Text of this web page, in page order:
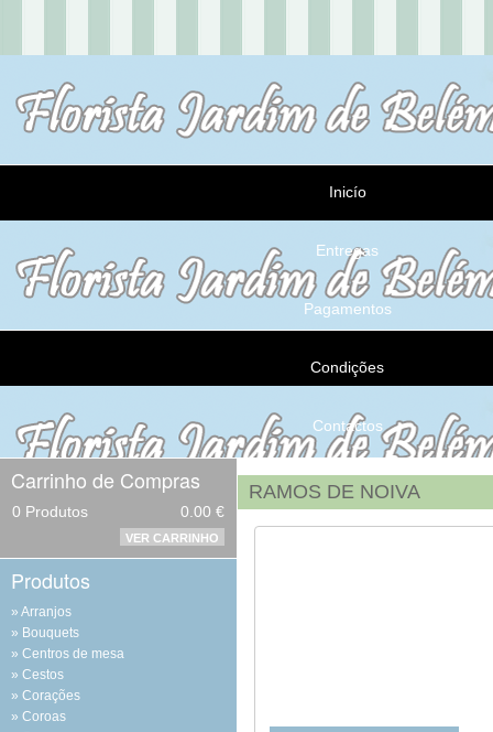
Inicío
Entregas
Pagamentos
Condições
Contactos
Carrinho de Compras
0 Produtos 0.00 €
VER CARRINHO
Produtos
Arranjos
Bouquets
Centros de mesa
Cestos
Corações
Coroas
RAMOS DE NOIVA